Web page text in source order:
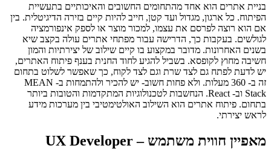
בניית אתרים הוא אחד מהתחומים החשובים והאיכותיים בתעשיית
הפיתוח. כל ארגון, מגדול ועד קטן, חייב להיות קיים בזירה הדיגיטלית. בין
אם הוא רוצה לפרסם את עצמו, למכור מוצר או לספק אינפורמציה
לגולשים. בעקבות כך, הדרישה עבור מפתחי אתרים עולה בקצב שיא
בשנים האחרונות. מדובר במקצוע בו קיים שילוב של יצירתיות והמון
חשיבה מחוץ לקופסא. בשביל להגיע לחוד החנית בענף פיתוח האתרים,
יש לדעת לפתח גם לצד שרת וגם לצד לקוח, כך שאפשר לשלוט בתחום
זה ב- 360 מעלות. ולא פחות חשוב- יש להכיר ולהתמחות ב- MEAN
Stack וב- React. הנחשבות לטכנולוגיות המתקדמות והטובות ביותר
בתחום. פיתוח אתרים הוא השילוב האולטימטיבי בין מערכות מידע
לראש יצירתי.
מאפיין חווית משתמש – UX Developer